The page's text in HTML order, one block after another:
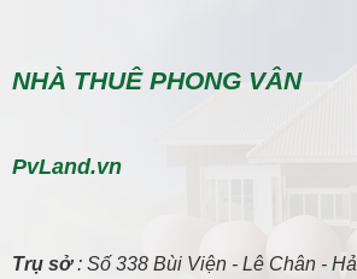
NHÀ THUÊ PHONG VÂN
PvLand.vn
Trụ sở: Số 338 Bùi Viện - Lê Chân -